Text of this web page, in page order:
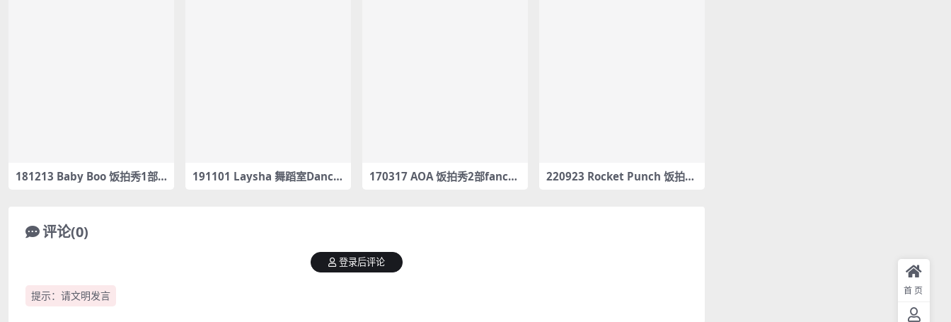
181213 Baby Boo 饭拍秀1部f
191101 Laysha 舞蹈室Dance
170317 AOA 饭拍秀2部fanca
220923 Rocket Punch 饭拍秀
评论(0)
提示：请文明发言
登录后评论
首页